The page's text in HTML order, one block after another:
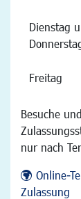
Dienstag
Freitag
Besuche
nur nach
Online-
Zulassung